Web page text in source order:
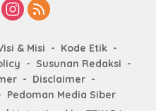
& Misi
Kode Etik
Susunan Redaksi
Disclaimer
Pedoman Media Siber